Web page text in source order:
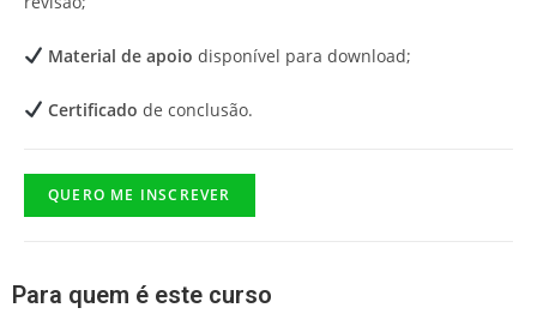
Material de apoio disponível para download;
Certificado de conclusão.
QUERO ME INSCREVER
Para quem é este curso